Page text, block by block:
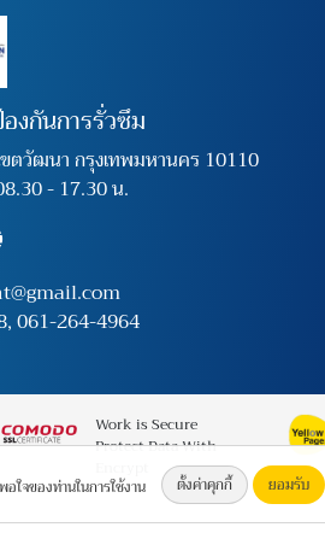
งกันการรั่วซึม
ตวัฒนา กรุงเทพมหานคร 10110
- 17.30 น.
,061-264-4964
Work is Secure
Protect Data With
ใจของท่านในการใช้งาน
ตั้งค่าคุกกี้ ยอมรับ